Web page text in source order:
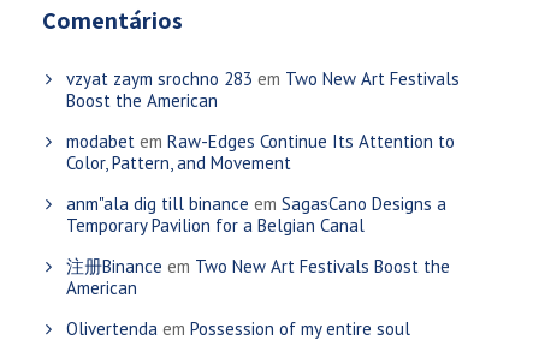
Comentários
vzyat zaym srochno 283 em Two New Art Festivals
Boost the American
modabet em Raw-Edges Continue Its Attention to
Color, Pattern, and Movement
anm"ala dig till binance em SagasCano Designs a
Temporary Pavilion for a Belgian Canal
注册Binance em Two New Art Festivals Boost the
American
Olivertenda em Possession of my entire soul